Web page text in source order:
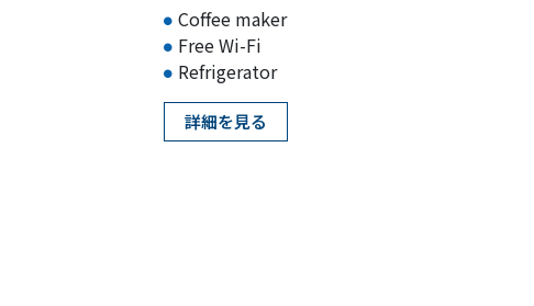
Coffee maker
Free Wi-Fi
Refrigerator
詳細を見る